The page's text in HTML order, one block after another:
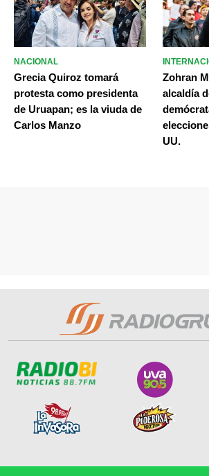
NACIONAL
Grecia Quiroz tomará
protesta como presidenta
de Uruapan; es la viuda de
Carlos Manzo
Zohran
alcaldía
UU.